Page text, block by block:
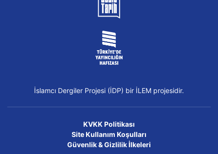
İslamcı Dergiler Projesi (İDP) bir İLEM projesidir.
KVKK Politikası
Site Kullanım Koşulları
Güvenlik & Gizlilik İlkeleri